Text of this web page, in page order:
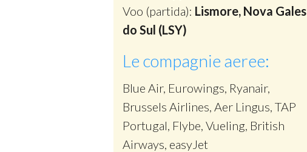
Voo (partida): Lismore, Nova Gales
do Sul (LSY)
Le compagnie aeree:
Blue Air, Eurowings, Ryanair,
Brussels Airlines, Aer Lingus, TAP
Portugal, Flybe, Vueling, British
Airways, easyJet